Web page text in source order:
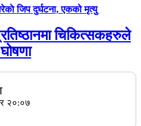
जिप दुर्घटना, एकको मृत्यु
चिकित्सकहरुले
२०:०७